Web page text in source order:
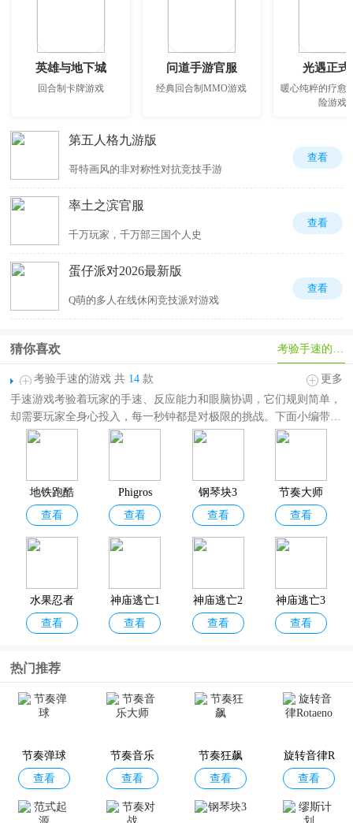
英雄与地下城
回合制卡牌游戏
问道手游官服
经典回合制MMO游戏
光遇正式
暖心纯粹的疗愈
险游戏
第五人格九游版
哥特画风的非对称性对抗竞技手游
查看
率土之滨官服
千万玩家，千万部三国个人史
查看
蛋仔派对2026最新版
Q萌的多人在线休闲竞技派对游戏
查看
考验手速的游戏
猜你喜欢
考验手速的游戏 共 14 款
更多
手速游戏考验着玩家的手速、反应能力和眼脑协调，它们规则简单，
却需要玩家全身心投入，每一秒钟都是对极限的挑战。下面小编带来
了各种
考验手速的游戏，包括钢琴块3、节奏大师等音乐游戏；神庙
地铁跑酷
官方正版
查看
Phigros
查看
钢琴块3
查看
节奏大师
官方正版
查看
水果忍者
查看
神庙逃亡1
原版
查看
神庙逃亡2
官方正版
查看
神庙逃亡3
魔境仙踪
查看
别踩白块
别踩白块
割绳子1官
一分钟手
不休的音
双人指尖
热门推荐
节奏弹球
查看
节奏音乐
大师
查看
节奏狂飙
查看
旋转音律R
otaeno
查看